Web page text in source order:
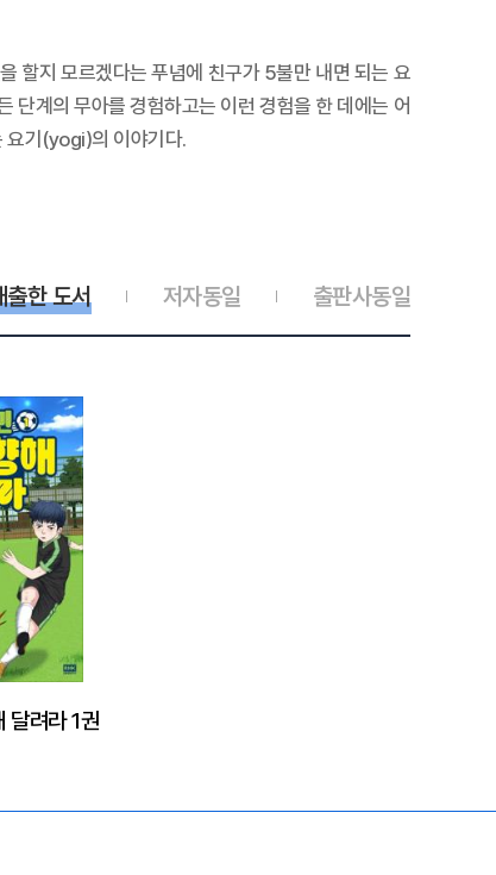
할지 모르겠다는 푸념에 친구가 5불만 내면 되는 요
단계의 무아를 경험하고는 이런 경험을 한 데에는 어
요기(yogi)의 이야기다.
출판사동일
저자동일
출한 도서
달려라 1권